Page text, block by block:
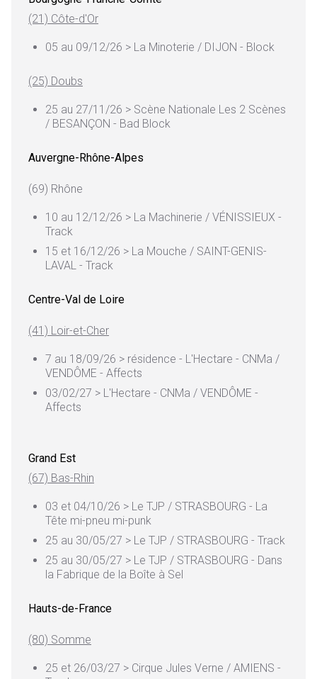
(21) Côte-d'Or
05 au 09/12/26 > La Minoterie / DIJON - Block
(25) Doubs
25 au 27/11/26 > Scène Nationale Les 2 Scènes
/ BESANÇON - Bad Block
Auvergne-Rhône-Alpes
(69) Rhône
10 au 12/12/26 > La Machinerie / VÉNISSIEUX -
Track
15 et 16/12/26 > La Mouche / SAINT-GENIS-
LAVAL - Track
Centre-Val de Loire
(41) Loir-et-Cher
7 au 18/09/26 > résidence - L'Hectare - CNMa /
VENDÔME - Affects
03/02/27 > L'Hectare - CNMa / VENDÔME -
Affects
Grand Est
(67) Bas-Rhin
03 et 04/10/26 > Le TJP / STRASBOURG - La
Tête mi-pneu mi-punk
25 au 30/05/27 > Le TJP / STRASBOURG - Track
25 au 30/05/27 > Le TJP / STRASBOURG - Dans
la Fabrique de la Boîte à Sel
Hauts-de-France
(80) Somme
25 et 26/03/27 > Cirque Jules Verne / AMIENS -